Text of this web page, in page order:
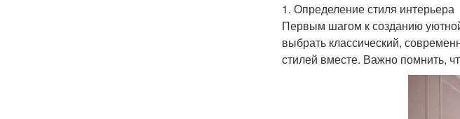
1. Определение стиля интерьера
Первым шагом к созданию
выбрать классический,
стилей вместе. Важно помнить,